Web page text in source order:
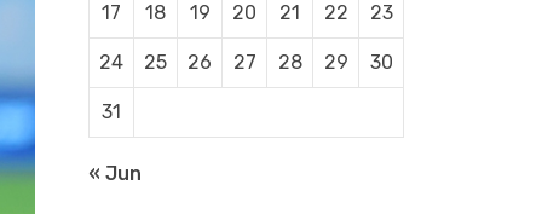
17 18 19 20 21 22 23
24 25 26 27 28 29 30
31
« Jun